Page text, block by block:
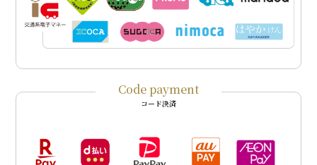
Code payment
コード決済